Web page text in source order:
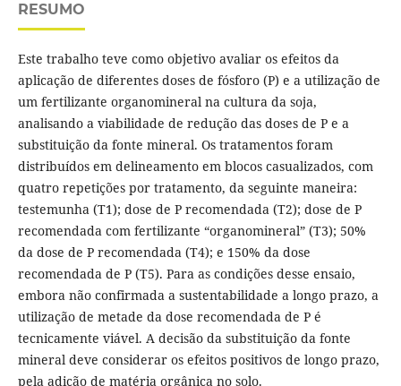
RESUMO
Este trabalho teve como objetivo avaliar os efeitos da
aplicação de diferentes doses de fósforo (P) e a utilização de
um fertilizante organomineral na cultura da soja,
analisando a viabilidade de redução das doses de P e a
substituição da fonte mineral. Os tratamentos foram
distribuídos em delineamento em blocos casualizados, com
quatro repetições por tratamento, da seguinte maneira:
testemunha (T1); dose de P recomendada (T2); dose de P
recomendada com fertilizante “organomineral” (T3); 50%
da dose de P recomendada (T4); e 150% da dose
recomendada de P (T5). Para as condições desse ensaio,
embora não confirmada a sustentabilidade a longo prazo, a
utilização de metade da dose recomendada de P é
tecnicamente viável. A decisão da substituição da fonte
mineral deve considerar os efeitos positivos de longo prazo,
pela adição de matéria orgânica no solo.